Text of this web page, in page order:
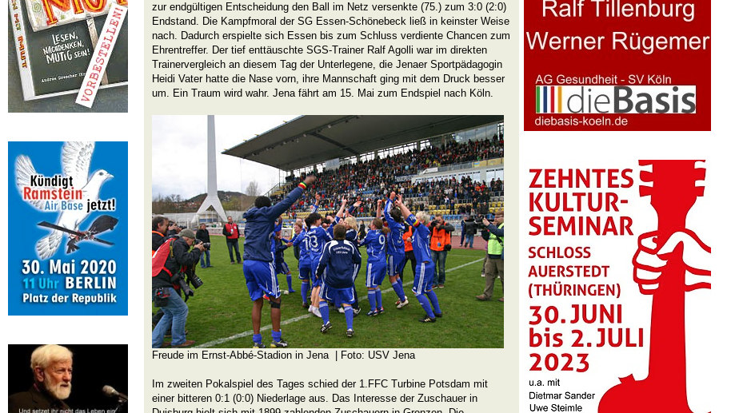
zur endgültigen Entscheidung den Ball im Netz versenkte (75.) zum 3:0 (2:0)
Endstand. Die Kampfmoral der SG Essen-Schönebeck ließ in keinster Weise
nach. Dadurch erspielte sich Essen bis zum Schluss verdiente Chancen zum
Ehrentreffer. Der tief enttäuschte SGS-Trainer Ralf Agolli war im direkten
Trainervergleich an diesem Tag der Unterlegene, die Jenaer Sportpädagogin
Heidi Vater hatte die Nase vorn, ihre Mannschaft ging mit dem Druck besser
um. Ein Traum wird wahr. Jena fährt am 15. Mai zum Endspiel nach Köln.
Freude im Ernst-Abbé-Stadion in Jena | Foto: USV Jena
Im zweiten Pokalspiel des Tages schied der 1.FFC Turbine Potsdam mit
einer bitteren 0:1 (0:0) Niederlage aus. Das Interesse der Zuschauer in